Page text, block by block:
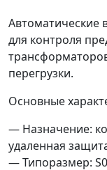
Автоматические
для контроля
перегрузки.
Основные
— Назначение:
удаленная
— Типоразмер: